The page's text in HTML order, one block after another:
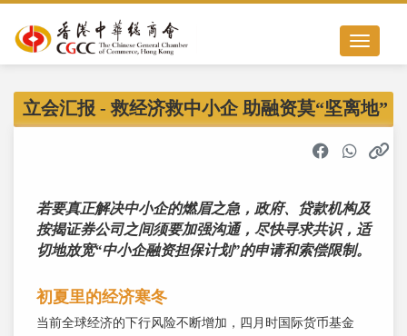
Toggle
立会汇报 - 救经济救中小企 助融资莫“坚离地”
若要真正解决中小企的燃眉之急，政府、贷款机构及
按揭证券公司之间须要加强沟通，尽快寻求共识，适
切地放宽“中小企融资担保计划”的申请和索偿限制。
初夏里的经济寒冬
当前全球经济的下行风险不断增加，四月时国际货币基金